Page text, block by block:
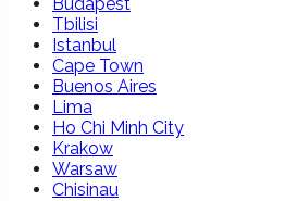
Tbilisi
Istanbul
Cape Town
Buenos Aires
Lima
Ho Chi Minh City
Krakow
Warsaw
Chisinau